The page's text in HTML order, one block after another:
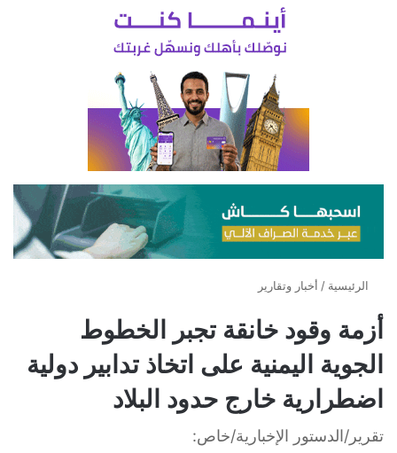
الرئيسية / أخبار وتقارير
أزمة وقود خانقة تجبر الخطوط
الجوية اليمنية على اتخاذ تدابير دولية
اضطرارية خارج حدود البلاد
تقرير/الدستور الإخبارية/خاص: